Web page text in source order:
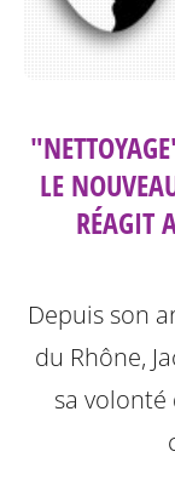
LE
RÉAGIT
Depuis son
du Rhône,
sa volonté